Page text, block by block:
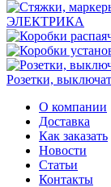
ЭЛЕКТРИКА
Розетки,
О компании
Доставка
Как заказать
Новости
Статьи
Контакты